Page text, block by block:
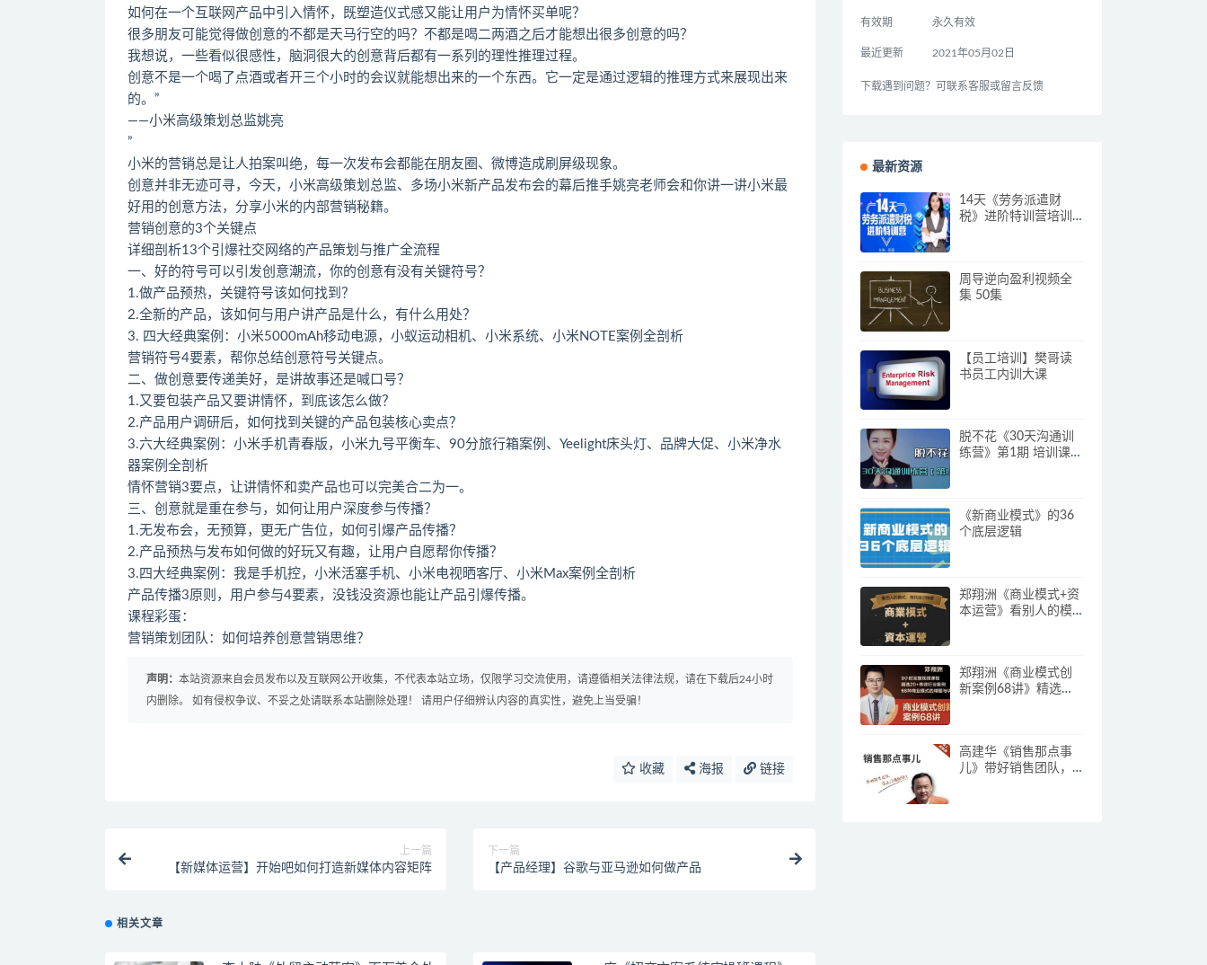
如何在一个互联网产品中引入情怀，既塑造仪式感又能让用户为情怀买单呢？
很多朋友可能觉得做创意的不都是天马行空的吗？不都是喝二两酒之后才能想出很多创意的吗？
我想说，一些看似很感性，脑洞很大的创意背后都有一系列的理性推理过程。
创意不是一个喝了点酒或者开三个小时的会议就能想出来的一个东西。它一定是通过逻辑的推理方式来展现出来
的。”
——小米高级策划总监姚亮
”
小米的营销总是让人拍案叫绝，每一次发布会都能在朋友圈、微博造成刷屏级现象。
创意并非无迹可寻，今天，小米高级策划总监、多场小米新产品发布会的幕后推手姚亮老师会和你讲一讲小米最
好用的创意方法，分享小米的内部营销秘籍。
营销创意的3个关键点
详细剖析13个引爆社交网络的产品策划与推广全流程
一、好的符号可以引发创意潮流，你的创意有没有关键符号？
1.做产品预热，关键符号该如何找到？
2.全新的产品，该如何与用户讲产品是什么，有什么用处？
3. 四大经典案例：小米5000mAh移动电源，小蚁运动相机、小米系统、小米NOTE案例全剖析
营销符号4要素，帮你总结创意符号关键点。
二、做创意要传递美好，是讲故事还是喊口号？
1.又要包装产品又要讲情怀，到底该怎么做？
2.产品用户调研后，如何找到关键的产品包装核心卖点？
3.六大经典案例：小米手机青春版，小米九号平衡车、90分旅行箱案例、Yeelight床头灯、品牌大促、小米净水
器案例全剖析
情怀营销3要点，让讲情怀和卖产品也可以完美合二为一。
三、创意就是重在参与，如何让用户深度参与传播？
1.无发布会，无预算，更无广告位，如何引爆产品传播？
2.产品预热与发布如何做的好玩又有趣，让用户自愿帮你传播？
3.四大经典案例：我是手机控，小米活塞手机、小米电视晒客厅、小米Max案例全剖析
产品传播3原则，用户参与4要素，没钱没资源也能让产品引爆传播。
课程彩蛋：
营销策划团队：如何培养创意营销思维？
声明： 本站资源来自会员发布以及互联网公开收集，不代表本站立场，仅限学习交流使用，请遵循相关法律法规，请在下载后24小时
内删除。 如有侵权争议、不妥之处请联系本站删除处理！ 请用户仔细辨认内容的真实性，避免上当受骗！
收藏 海报 链接
上一篇
【新媒体运营】开始吧如何打造新媒体内容矩阵
下一篇
【产品经理】谷歌与亚马逊如何做产品
相关文章
有效期 永久有效
最近更新 2021年05月02日
下载遇到问题？可联系客服或留言反馈
最新资源
14天《劳务派遣财
税》进阶特训营培训
周导逆向盈利视频全
集 50集
【员工培训】樊哥读
书员工内训大课
脱不花《30天沟通训
练营》第1期 培训课程
《新商业模式》的36
个底层逻辑
郑翔洲《商业模式+资
本运营》看别人的模
郑翔洲《商业模式创
新案例68讲》精选
高建华《销售那点事
儿》带好销售团队，